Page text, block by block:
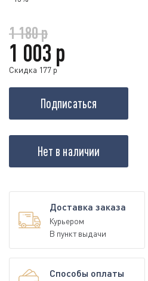
1 180 р
1 003 р
Скидка 177 р
Подписаться
Нет в наличии
Доставка заказа
Курьером
В пункт выдачи
Способы оплаты